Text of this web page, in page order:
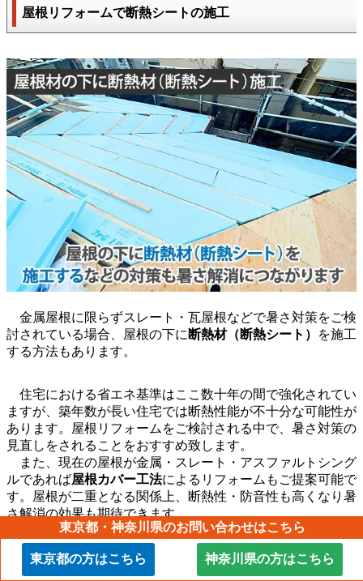
屋根リフォームで断熱シートの施工
金属屋根に限らずスレート・瓦屋根などで暑さ対策をご検
討されている場合、屋根の下に 断熱材（断熱シート）
を施工
する方法もあります。
住宅における省エネ基準はここ数十年の間で強化されてい
ますが、築年数が長い住宅では断熱性能が不十分な可能性が
あります。屋根リフォームをご検討される中で、暑さ対策の
見直しをされることをおすすめ致します。
また、現在の屋根が金属・スレート・アスファルトシング
ルであれば屋根カバー工法によるリフォームもご提案可能で
す。屋根が二重となる関係上、断熱性・防音性も高くなり暑
さ解消の効果も期待できます。
※屋根の劣化状況によっては屋根カバー工法が施工不可の
場合がありますので、点検時にご確認させて頂きます。
東京都・神奈川県のお問い合わせはこちら
東京都の方はこちら 神奈川県の方はこちら